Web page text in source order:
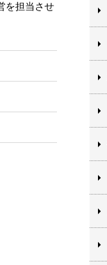
を担当させ